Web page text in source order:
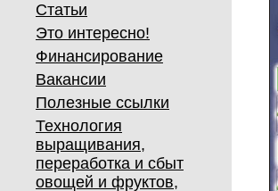
Статьи
Это интересно!
Финансирование
Вакансии
Полезные ссылки
Технология
выращивания,
переработка и сбыт
овощей и фруктов,